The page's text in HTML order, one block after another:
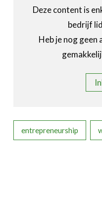
Deze content is
bedrijf
Heb je nog geen
entrepreneurship